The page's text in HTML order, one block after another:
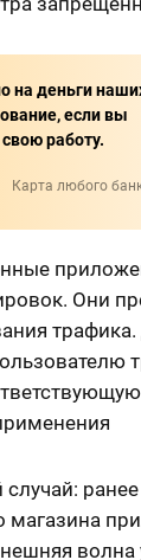
на деньги
если вы
работу.
Карта любого
Они
магазина